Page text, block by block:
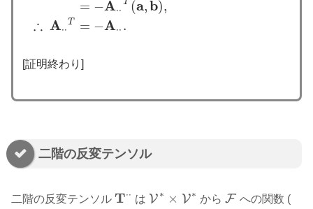
∴ A⋅⋅
T
= −A⋅⋅
T (a,b),
= −A⋅⋅ .
[証明終わり]
二階の反変テンソル
二階の反変テンソル T⋅⋅
T⋅ は V ∗ × V ∗
V∗ ×V ∗ からF
F への関数 (